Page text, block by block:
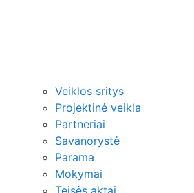
Veiklos sritys
Projektinė veikla
Partneriai
Savanorystė
Parama
Mokymai